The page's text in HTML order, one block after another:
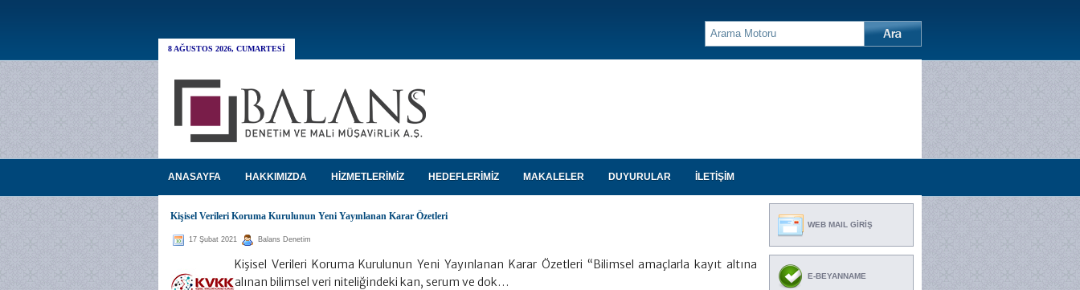
8 AĞUSTOS 2026, CUMARTESI
ANASAYFA HAKKIMIZDA HİZMETLERİMİZ HEDEFLERİMİZ MAKALELER DUYURULAR İLETİŞİM
Kişisel Verileri Koruma Kurulunun Yeni Yayınlanan Karar Özetleri
17 Şubat 2021 Balans Denetim
Kişisel Verileri Koruma Kurulunun Yeni Yayınlanan Karar Özetleri “Bilimsel amaçlarla kayıt altına
alınan bilimsel veri niteliğindeki kan, serum ve dok…
WEB MAIL GİRİŞ
E-BEYANNAME